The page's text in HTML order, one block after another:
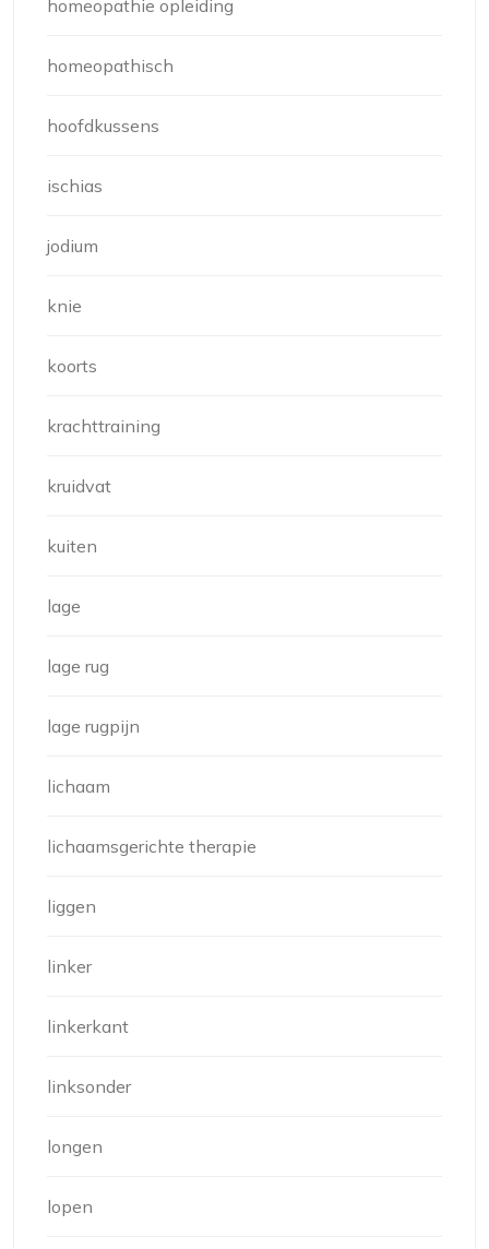
homeopathie opleiding
homeopathisch
hoofdkussens
ischias
jodium
knie
koorts
krachttraining
kruidvat
kuiten
lage
lage rug
lage rugpijn
lichaam
lichaamsgerichte therapie
liggen
linker
linkerkant
linksonder
longen
lopen